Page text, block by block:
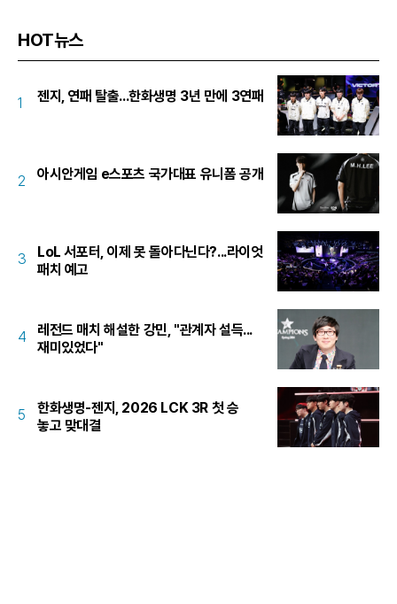
HOT뉴스
1 젠지, 연패 탈출...한화생명 3년 만에 3연패
2 아시안게임 e스포츠 국가대표 유니폼 공개
3
LoL 서포터, 이제 못 돌아다닌다?...라이엇
패치 예고
4
레전드 매치 해설한 강민, "관계자 설득...
재미있었다"
5
한화생명-젠지, 2026 LCK 3R 첫 승
놓고 맞대결